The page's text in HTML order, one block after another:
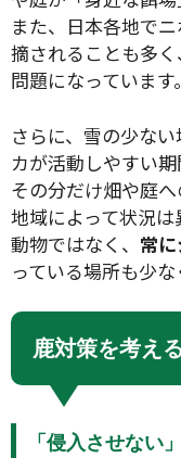
また、日本各地で
摘されることも多
問題になっています。
さらに、雪の少な
カが活動しやすい
その分だけ畑や庭へ
地域によって状況
動物ではなく、 常
っている場所も少な
鹿対策を考え
「侵入させない